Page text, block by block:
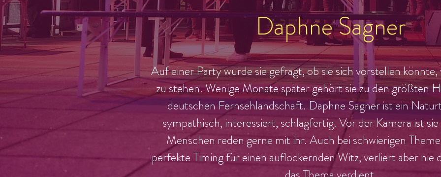
Daphne Sagner
Auf einer Party wurde sie gefragt, ob sie sich vorstellen
zu stehen. Wenige Monate später gehört sie zu den größten
deutschen Fernsehlandschaft. Daphne Sagner ist ein
sympathisch, interessiert, schlagfertig. Vor der Kamera ist
Menschen reden gerne mit ihr. Auch bei schwierigen
perfekte Timing für einen auflockernden Witz, verliert aber nie